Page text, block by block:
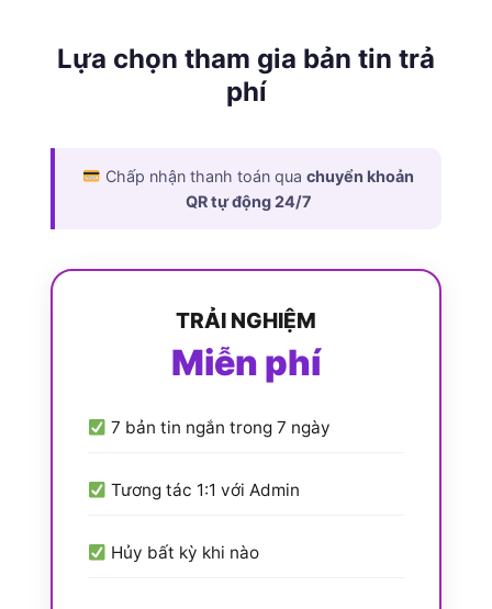
Lựa chọn tham gia bản tin trả
phí
Chấp nhận thanh toán qua chuyển khoản
QR tự động 24/7
TRẢI NGHIỆM
Miễn phí
7 bản tin ngắn trong 7 ngày
Tương tác 1:1 với Admin
Hủy bất kỳ khi nào